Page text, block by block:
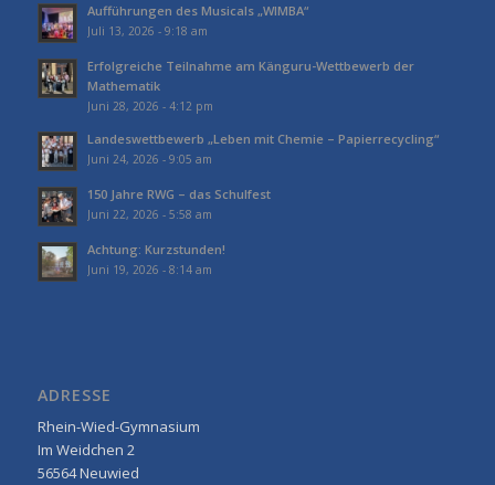
Aufführungen des Musicals „WIMBA“
Juli 13, 2026 - 9:18 am
Erfolgreiche Teilnahme am Känguru-Wettbewerb der
Mathematik
Juni 28, 2026 - 4:12 pm
Landeswettbewerb „Leben mit Chemie – Papierrecycling“
Juni 24, 2026 - 9:05 am
150 Jahre RWG – das Schulfest
Juni 22, 2026 - 5:58 am
Achtung: Kurzstunden!
Juni 19, 2026 - 8:14 am
ADRESSE
Rhein-Wied-Gymnasium
Im Weidchen 2
56564 Neuwied